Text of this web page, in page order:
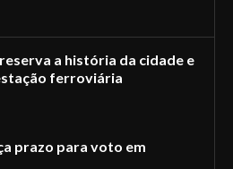
a história da cidade e
ferroviária
prazo para voto em